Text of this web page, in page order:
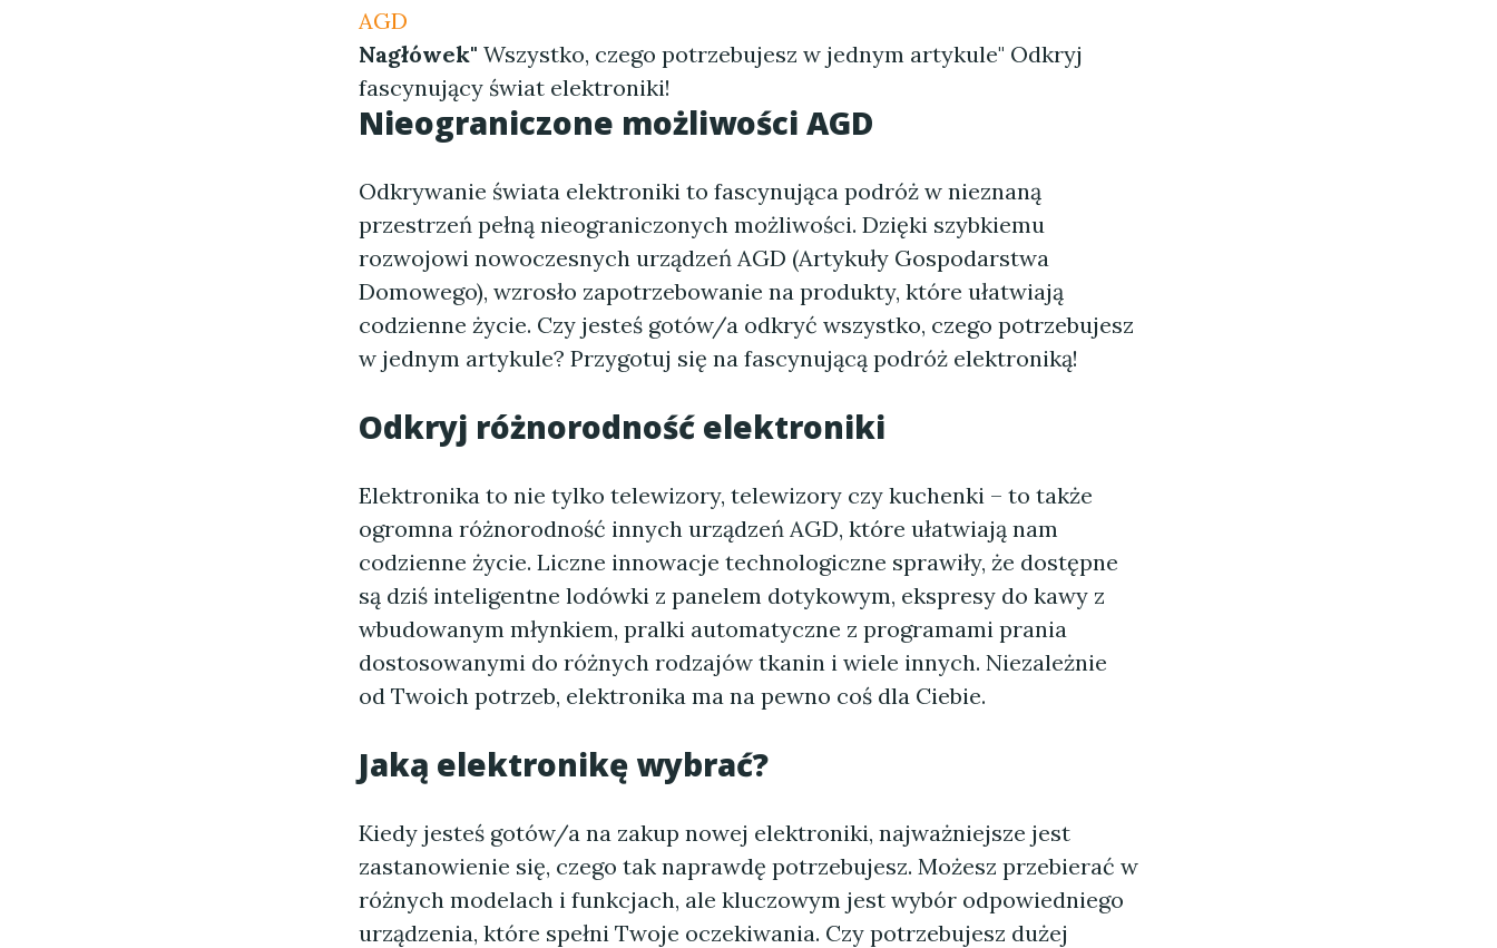
AGD
Nagłówek" Wszystko, czego potrzebujesz w jednym artykule" Odkryj
fascynujący świat elektroniki!
Nieograniczone możliwości AGD
Odkrywanie świata elektroniki to fascynująca podróż w nieznaną
przestrzeń pełną nieograniczonych możliwości. Dzięki szybkiemu
rozwojowi nowoczesnych urządzeń AGD (Artykuły Gospodarstwa
Domowego), wzrosło zapotrzebowanie na produkty, które ułatwiają
codzienne życie. Czy jesteś gotów/a odkryć wszystko, czego potrzebujesz
w jednym artykule? Przygotuj się na fascynującą podróż elektroniką!
Odkryj różnorodność elektroniki
Elektronika to nie tylko telewizory, telewizory czy kuchenki – to także
ogromna różnorodność innych urządzeń AGD, które ułatwiają nam
codzienne życie. Liczne innowacje technologiczne sprawiły, że dostępne
są dziś inteligentne lodówki z panelem dotykowym, ekspresy do kawy z
wbudowanym młynkiem, pralki automatyczne z programami prania
dostosowanymi do różnych rodzajów tkanin i wiele innych. Niezależnie
od Twoich potrzeb, elektronika ma na pewno coś dla Ciebie.
Jaką elektronikę wybrać?
Kiedy jesteś gotów/a na zakup nowej elektroniki, najważniejsze jest
zastanowienie się, czego tak naprawdę potrzebujesz. Możesz przebierać w
różnych modelach i funkcjach, ale kluczowym jest wybór odpowiedniego
urządzenia, które spełni Twoje oczekiwania. Czy potrzebujesz dużej